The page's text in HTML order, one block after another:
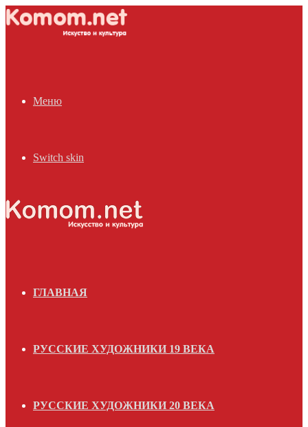
Меню
Switch skin
ГЛАВНАЯ
РУССКИЕ ХУДОЖНИКИ 19 ВЕКА
РУССКИЕ ХУДОЖНИКИ 20 ВЕКА